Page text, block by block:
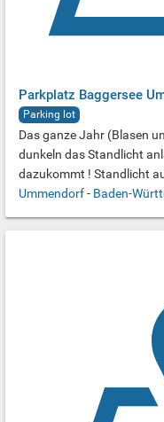
Parkplatz Baggersee
Parking lot
Das ganze Jahr (Blasen
dunkeln das Standlicht
dazukommt ! Standlicht
Ummendorf- Baden-